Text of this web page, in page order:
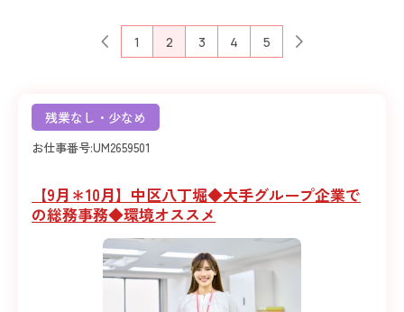
1 2 3 4 5
残業なし・少なめ
お仕事番号:UM2659501
【9月＊10月】中区八丁堀◆大手グループ企業で
の総務事務◆環境オススメ